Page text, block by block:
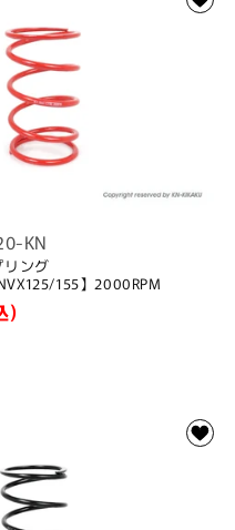
KN
リング
155】2000RPM
)